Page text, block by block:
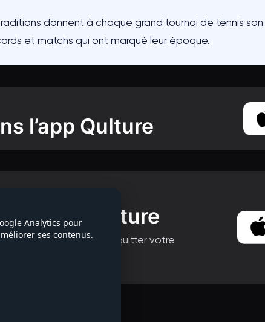
donnent à chaque grand tournoi de tennis
et matchs qui ont marqué leur époque.
l’app Qulture
série
l’app Qulture
et jouez sans quitter votre
Analytics pour
ses contenus.